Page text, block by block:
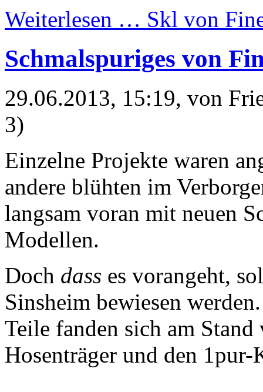
Weiterlesen … Skl von
Schmalspuriges von
29.06.2013, 15:19, von
3)
Einzelne Projekte waren
andere blühten im
langsam voran mit neuen
Modellen.
Doch dass es vorangeht,
Sinsheim bewiesen
Teile fanden sich am Stand
Hosenträger und den 1pur-